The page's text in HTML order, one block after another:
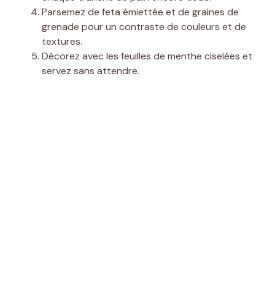
Parsemez de feta émiettée et de graines de
grenade pour un contraste de couleurs et de
textures.
Décorez avec les feuilles de menthe ciselées et
servez sans attendre.